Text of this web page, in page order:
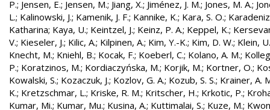
P.; Jensen, E.; Jensen, M.; Jiang, X.; Jiménez, J. M.; Jones, M. A.;
L.; Kalinowski, J.; Kamenik, J. F.; Kannike, K.; Kara, S. O.;
Katharina; Kaya, U.; Keintzel, J.; Keinz, P. A.; Keppel, K.;
V.; Kieseler, J.; Kilic, A.; Kilpinen, A.; Kim, Y.-K.; Kim, D. W.; Klein, U.
Knecht, M.; Kniehl, B.; Kocak, F.; Koeberl, C.; Kolano, A. M.;
P.; Koratzinos, M.; Kordiaczyńska, M.; Korjik, M.; Kortner, O.;
Kowalski, S.; Kozaczuk, J.; Kozlov, G. A.; Kozub, S. S.; Krainer, A.
K.; Kretzschmar, L.; Kriske, R. M.; Kritscher, H.; Krkotic, P.;
Kumar, Mi.; Kumar, Mu.; Kusina, A.; Kuttimalai, S.; Kuze, M.;